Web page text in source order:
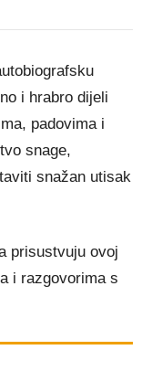
i hrabro dijeli
padovima i
snage,
snažan utisak
prisustvuju ovoj
i razgovorima s